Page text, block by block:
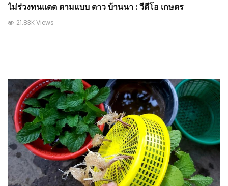
ไม่ร่วงทนแดด ตามแบบ ดาว บ้านนา : วีดีโอ เกษตร
21.83K Views